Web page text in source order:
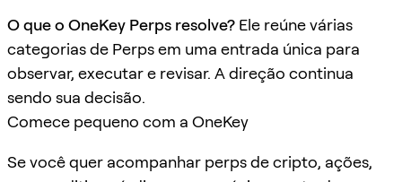
O que o OneKey Perps resolve? Ele reúne várias
categorias de Perps em uma entrada única para
observar, executar e revisar. A direção continua
sendo sua decisão.
Comece pequeno com a OneKey
Se você quer acompanhar perps de cripto, ações,